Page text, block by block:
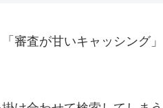
審査が甘いキャッシング」